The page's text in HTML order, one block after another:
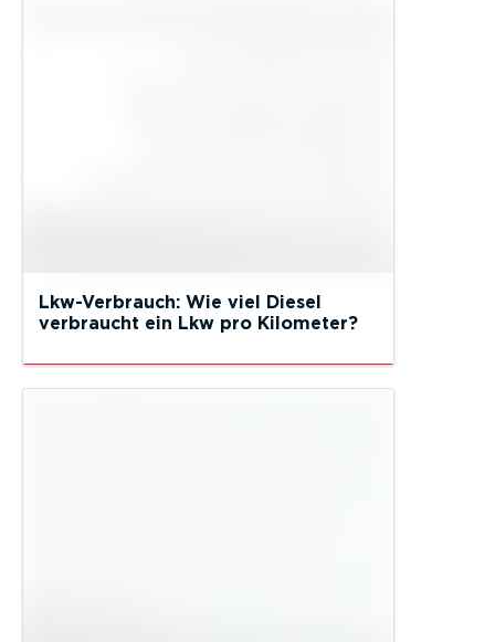
Lkw-Verbrauch: Wie viel Diesel
verbraucht ein Lkw pro Kilometer?